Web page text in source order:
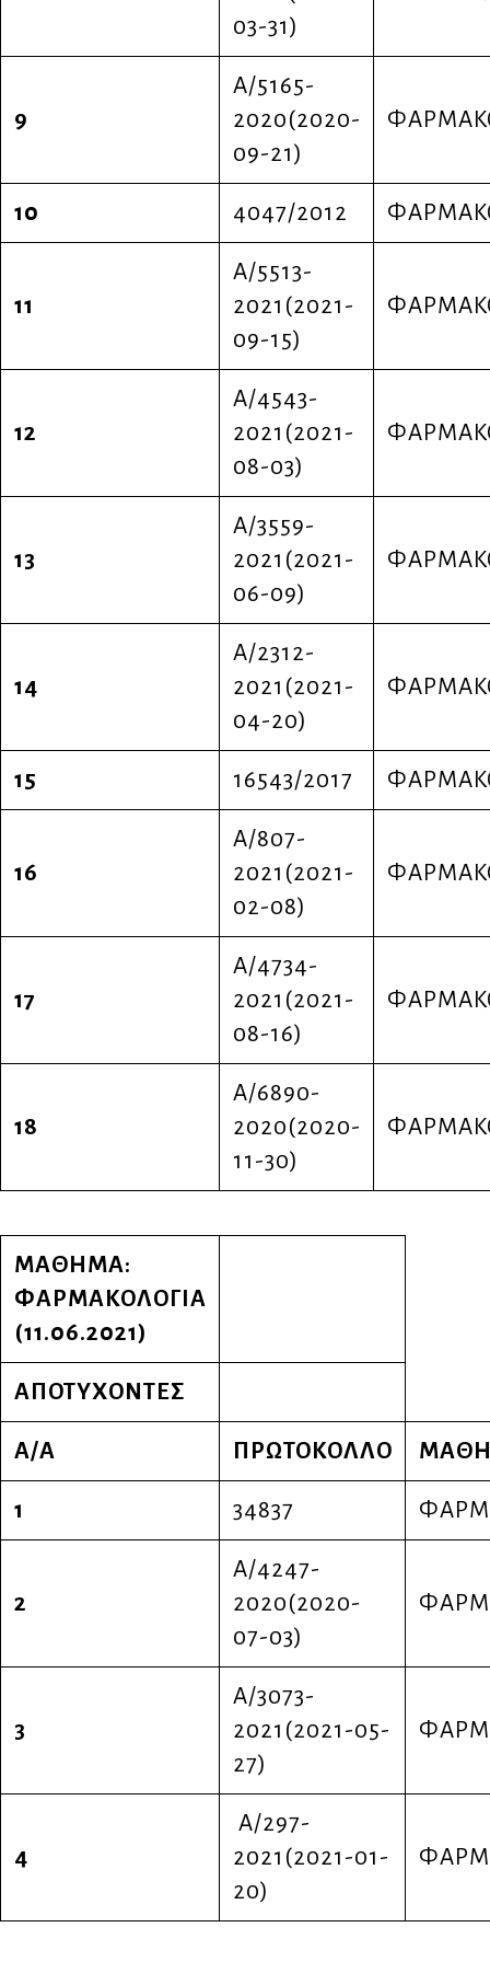
03-31)
9
Α/5165-
2020(2020-
09-21)
10 4047/2012
11
Α/5513-
2021(2021-
09-15)
12
Α/4543-
2021(2021-
08-03)
13
A/3559-
2021(2021-
06-09)
14
Α/2312-
2021(2021-
04-20)
15 16543/2017
16
Α/807-
2021(2021-
02-08)
17
Α/4734-
2021(2021-
08-16)
18
Α/6890-
2020(2020-
11-30)
ΜΑΘΗΜΑ:
ΦΑΡΜΑΚΟΛΟΓΙΑ
(11.06.2021)
ΑΠΟΤΥΧΟΝΤΕΣ
Α/Α ΠΡΩΤΟΚΟΛΛΟ
1 34837
2
Α/4247-
2020(2020-
07-03)
3
Α/3073-
2021(2021-05-
27)
4
Α/297-
2021(2021-01-
20)